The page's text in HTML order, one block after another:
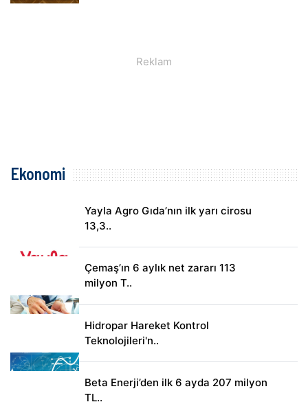
Ekonomi
Yayla Agro Gıda’nın ilk yarı cirosu
13,3..
Çemaş’ın 6 aylık net zararı 113
milyon T..
Hidropar Hareket Kontrol
Teknolojileri'n..
Beta Enerji’den ilk 6 ayda 207 milyon
TL..